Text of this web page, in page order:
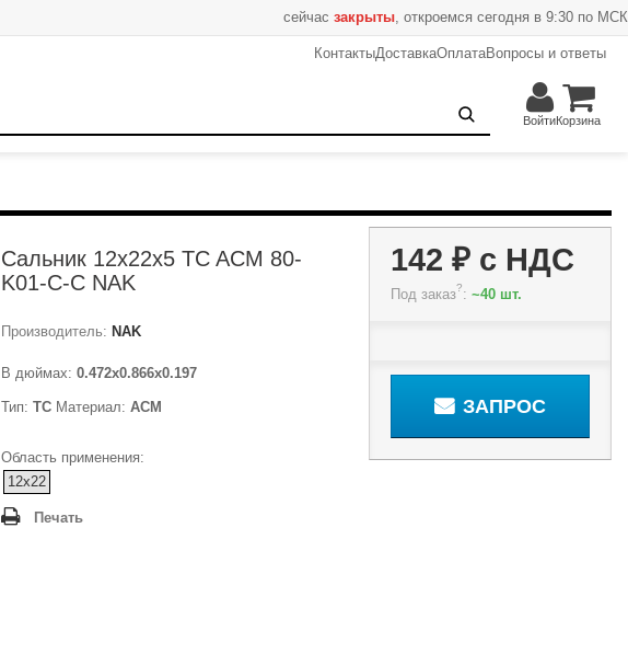
сейчас закрыты, откроемся сегодня в 9:30 по МСК
КонтактыДоставкаОплатаВопросы и ответы
ВойтиКорзина
Сальник 12x22x5 TC ACM 80-
K01-C-C NAK
Производитель: NAK
В дюймах: 0.472x0.866x0.197
Тип: TC Материал: ACM
Область применения:
12x22
Печать
142 ₽с НДС
Под заказ?: ~40 шт.
ЗАПРОС
142 ₽ Запрос